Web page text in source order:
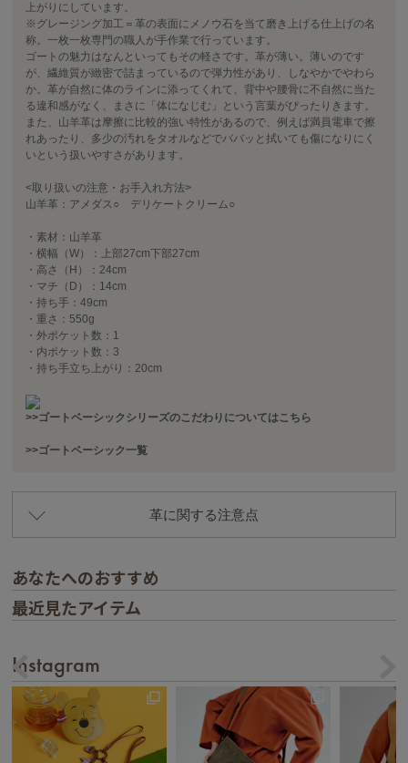
上がりにしています。
※グレージング加工＝革の表面にメノウ石を当て磨き上げる仕上げの名
称。一枚一枚専門の職人が手作業で行っています。
ゴートの魅力はなんといってもその軽さです。革が薄い。薄いのです
が、繊維質が緻密で詰まっているので弾力性があり、しなやかでやわら
か。革が自然に体のラインに添ってくれて、背中や腰骨に不自然に当た
る違和感がなく、まさに「体になじむ」という言葉がぴったりきます。
また、山羊革は摩擦に比較的強い特性があるので、例えば満員電車で擦
れあったり、多少の汚れをタオルなどでババッと拭いても傷になりにく
いという扱いやすさがあります。
<取り扱いの注意・お手入れ方法>
山羊革：アメダス○ デリケートクリーム○
・素材：山羊革
・横幅（W）：上部27cm下部27cm
・高さ（H）：24cm
・マチ（D）：14cm
・持ち手：49cm
・重さ：550g
・外ポケット数：1
・内ポケット数：3
・持ち手立ち上がり：20cm
>>ゴートベーシックシリーズのこだわりについてはこちら
>>ゴートベーシック一覧
革に関する注意点
あなたへのおすすめ
最近見たアイテム
Instagram